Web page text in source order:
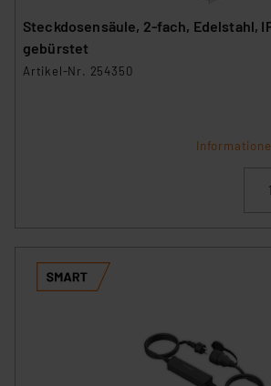
Steckdosensäule, 2-fach, Edelstahl,
gebürstet
Artikel-Nr. 254350